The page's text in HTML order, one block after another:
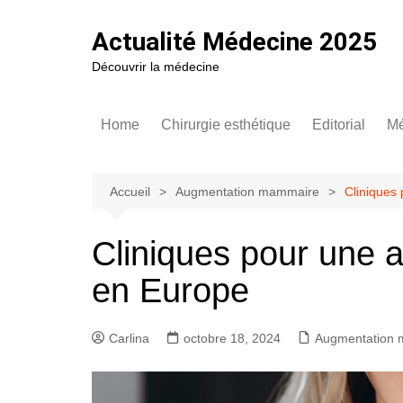
Actualité Médecine 2025
Découvrir la médecine
Home Chirurgie esthétique
Poids
Tendances de la patientèle
Editorial
Accueil Augmentation mammaire Cliniques
Cliniques pour une
en Europe
Carlina octobre 18, 2024 Augmentation